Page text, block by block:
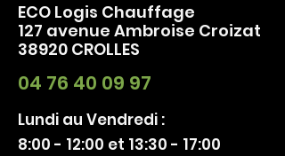
- N° PV d'essai :RRF -AU 13 3258
- Norme :EN13240
- Laboratoire :RRF
- Dimensions HxLxP :
mm
- Poids :
88 kg
- Bûches : 30 cm
ECO Logis Chauffage
127 avenue Ambroise Croizat
38920 CROLLES
04 76 40 09 97
Lundi au Vendredi :
8:00 - 12:00 et 13:30 - 17:00